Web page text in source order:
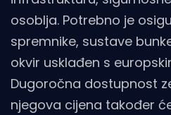
osoblja. Potrebno je
spremnike, sustave
okvir usklađen s
Dugoročna dostupnost
njegova cijena također